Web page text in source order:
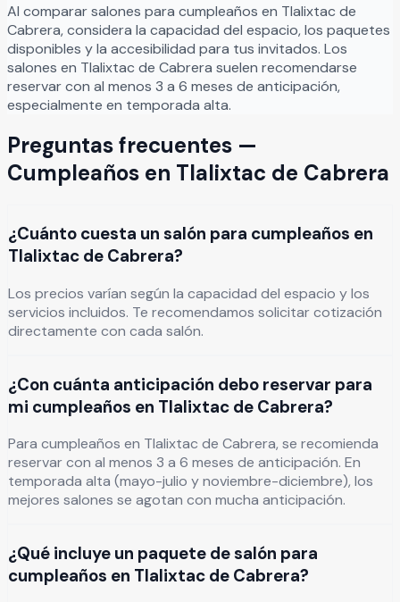
Al comparar salones para cumpleaños en Tlalixtac de
Cabrera, considera la capacidad del espacio, los paquetes
disponibles y la accesibilidad para tus invitados. Los
salones en Tlalixtac de Cabrera suelen recomendarse
reservar con al menos 3 a 6 meses de anticipación,
especialmente en temporada alta.
Preguntas frecuentes —
Cumpleaños en Tlalixtac de Cabrera
¿Cuánto cuesta un salón para cumpleaños en
Tlalixtac de Cabrera?
Los precios varían según la capacidad del espacio y los
servicios incluidos. Te recomendamos solicitar cotización
directamente con cada salón.
¿Con cuánta anticipación debo reservar para
mi cumpleaños en Tlalixtac de Cabrera?
Para cumpleaños en Tlalixtac de Cabrera, se recomienda
reservar con al menos 3 a 6 meses de anticipación. En
temporada alta (mayo-julio y noviembre-diciembre), los
mejores salones se agotan con mucha anticipación.
¿Qué incluye un paquete de salón para
cumpleaños en Tlalixtac de Cabrera?